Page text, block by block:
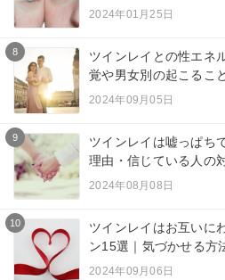
2024年01月25日
8
ツインレイとの性エネ
覚や男女別の起こるこ
2024年09月05日
9
ツインレイは嘘っぱち
理由・信じている人の
2024年08月08日
10
ツインレイはお互いに
ン15選｜気づかせる方
2024年09月06日